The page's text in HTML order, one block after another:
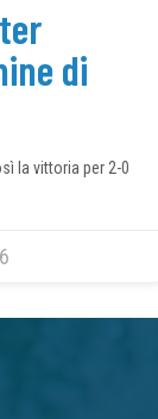
di
la vittoria per 2-0